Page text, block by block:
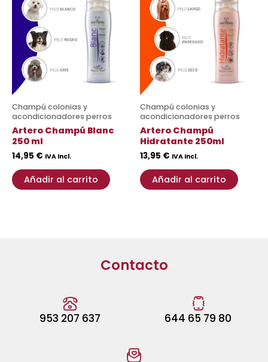
Champú colonias y
acondicionadores perros
Artero Champú Blanc
250 ml
14,95 € IVA Incl.
Añadir al carrito
Champú colonias y
acondicionadores perros
Artero Champú
Hidratante 250ml
13,95 € IVA Incl.
Añadir al carrito
Contacto
953 207 637 644 65 79 80